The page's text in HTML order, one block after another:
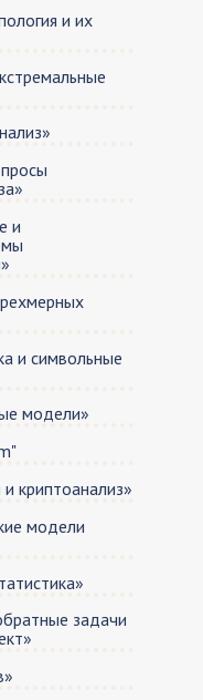
и их
и
и символьные
модели»
криптоанализ»
модели
задачи